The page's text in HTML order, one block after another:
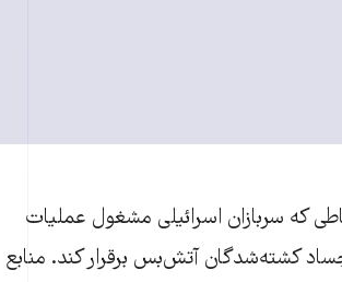
بود که از ساعت ۱۴ امروز در نقاطی که سربازان اسرائیلی مشغول عملیات
کشته‌شدگان آتش‌بس برقرار کند. منابع